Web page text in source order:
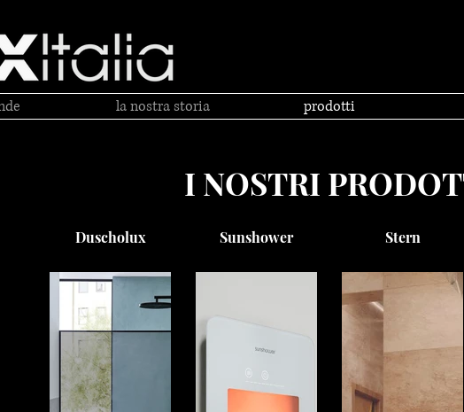
la nostra storia prodotti
I NOSTRI
Duscholux Sunshower Stern